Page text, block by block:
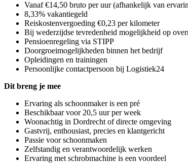
Vanaf €14,50 bruto per uur (afhankelijk van
8,33% vakantiegeld
Reiskostenvergoeding €0,23 per kilometer
Bij wederzijdse tevredenheid mogelijkheid op
Pensioenregeling via STIPP
Doorgroeimogelijkheden binnen het bedrijf
Opleidingen en trainingen
Persoonlijke contactpersoon bij Logistiek24
Dit breng je mee
Ervaring als schoonmaker is een pré
Beschikbaar voor 20,5 uur per week
Woonachtig in Dordrecht of directe omgeving
Gastvrij, enthousiast, precies en klantgericht
Passie voor schoonmaken
Zelfstandig en verantwoordelijk werken
Ervaring met schrobmachine is een voordeel